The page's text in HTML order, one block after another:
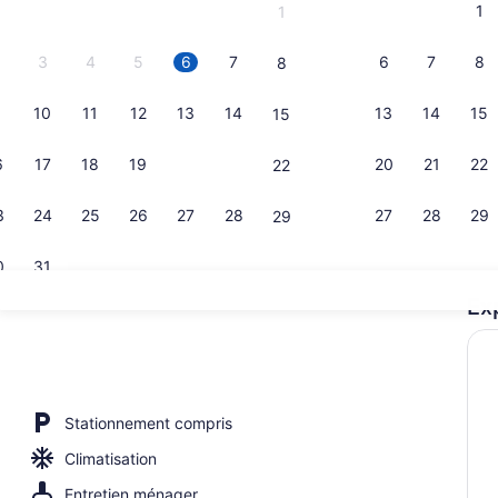
1
3 4 5 6 7 8
10 11 12 13 14 15
17 18 19 22
24 25 26 27 28 29
31
1
6 7 8
13 14 15
20 21 22
27 28 29
gratuit tous les jours
Chambre
Stationnement compris
Climatisation
Entretien ménager